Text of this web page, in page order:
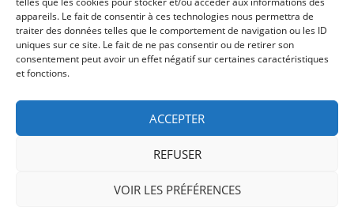
appareils. Le fait de consentir à ces technologies nous permettra de
traiter des données telles que le comportement de navigation ou les ID
uniques sur ce site. Le fait de ne pas consentir ou de retirer son
consentement peut avoir un effet négatif sur certaines caractéristiques
et fonctions.
ACCEPTER
REFUSER
VOIR LES PRÉFÉRENCES
Lun-Samedi: 10:00 -19:00
Non Stop
/ /